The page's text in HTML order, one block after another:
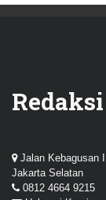
Redaksi
Jalan Kebagusan
Jakarta Selatan
0812 4664 9215